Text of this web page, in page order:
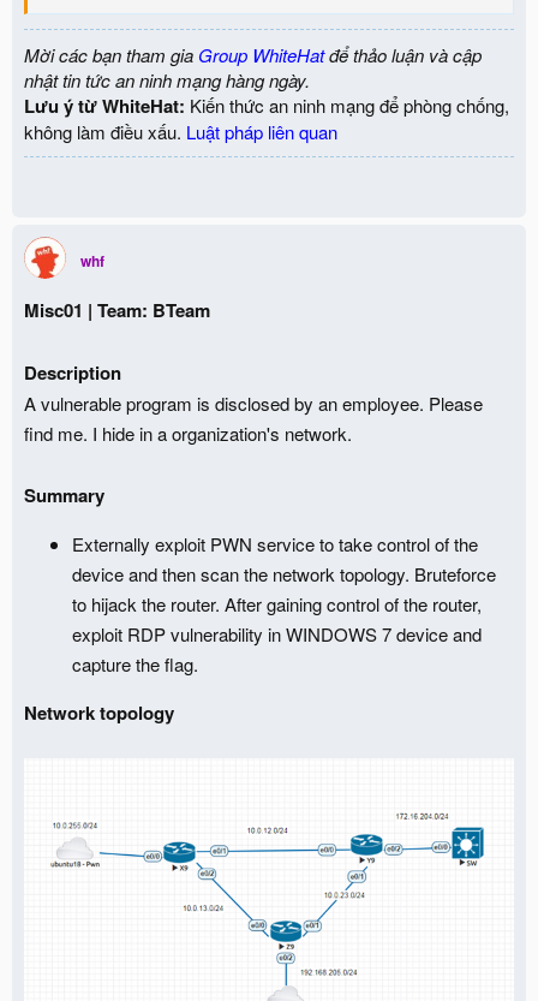
Mời các bạn tham gia Group WhiteHatđể thảo luận và cập
nhật tin tức an ninh mạng hàng ngày.
Lưu ý từ WhiteHat: Kiến thức an ninh mạng để phòng chống,
không làm điều xấu. Luật pháp liên quan
whf
Misc01 | Team: BTeam
Description
A vulnerable program is disclosed by an employee. Please
find me. I hide in a organization's network.
Summary
Externally exploit PWN service to take control of the
device and then scan the network topology. Bruteforce
to hijack the router. After gaining control of the router,
exploit RDP vulnerability in WINDOWS 7 device and
capture the flag.
Network topology